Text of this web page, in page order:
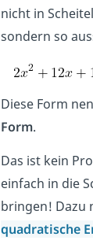
nicht in
sondern so
Diese Form
Form.
Das ist kein
einfach in die
bringen! Dazu
quadratische